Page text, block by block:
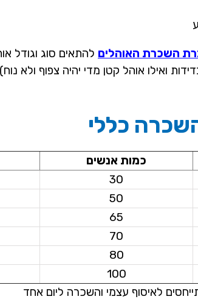
השכרת האוהלים להתאים סוג וגודל
ואילו אוהל קטן מדי יהיה צפוף ולא
כללי
כמות אנשים
30
50
65
70
80
100
לאיסוף עצמי והשכרה ליום אחד